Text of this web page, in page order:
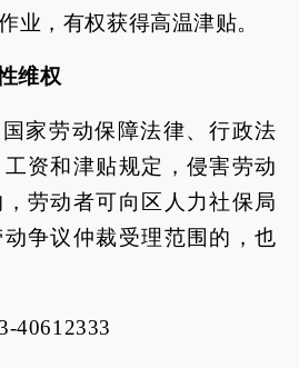
业，有权获得高温津贴。
维权
家劳动保障法律、行政法
资和津贴规定，侵害劳动
劳动者可向区人力社保局
争议仲裁受理范围的，也
40612333